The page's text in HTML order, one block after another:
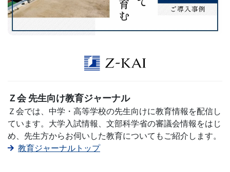
サ
ー
の
ペ
ー
Ｚ会 先生向け教育ジャーナル
Ｚ会では、中学・高等学校の先生向けに教育情報を配信し
ています。大学入試情報、文部科学省の審議会情報をはじ
め、先生方からお伺いした教育についてもご紹介します。
教育ジャーナルトップ